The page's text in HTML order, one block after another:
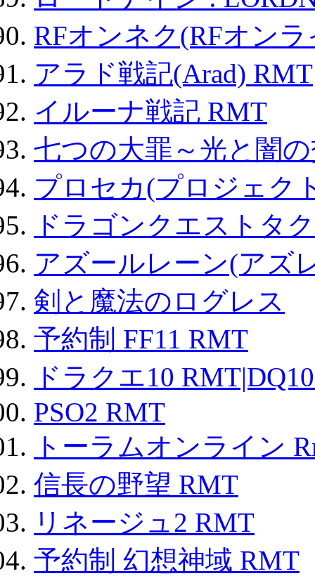
RFオンネク(RFオン
アラド戦記(Arad) RMT
イルーナ戦記 RMT
七つの大罪～光と闇
プロセカ(プロジェク
ドラゴンクエストタ
アズールレーン(アズ
剣と魔法のログレス
予約制 FF11 RMT
ドラクエ10
PSO2 RMT
トーラムオンライン
信長の野望 RMT
リネージュ2 RMT
予約制 幻想神域 RMT